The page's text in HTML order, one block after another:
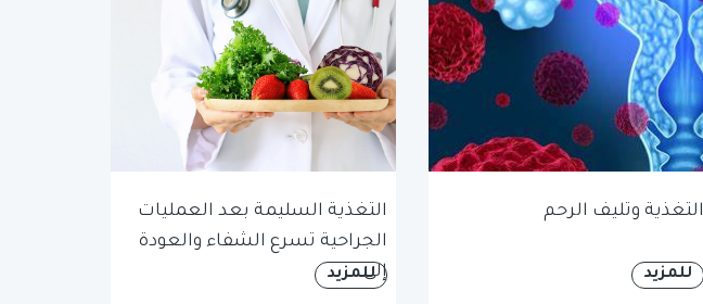
التغذية وتليف الرحم
للمزيد
التغذية السليمة بعد العمليات
الجراحية تسرع الشفاء والعودة
إلى...
للمزيد